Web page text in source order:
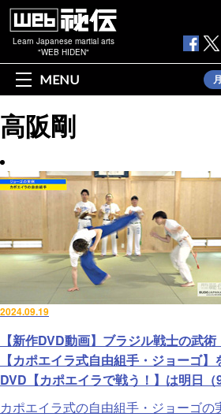
Learn Japanese martial arts
"WEB HIDEN"
MENU
高阪剛
2024.09.19
【新作DVD動画】ブラジル戦士の武
【カポエイラ式自由組手・ジョーゴ
DVD【カポエイラで戦う！】は明日（
カポエイラ式の自由組手・ジョーゴの